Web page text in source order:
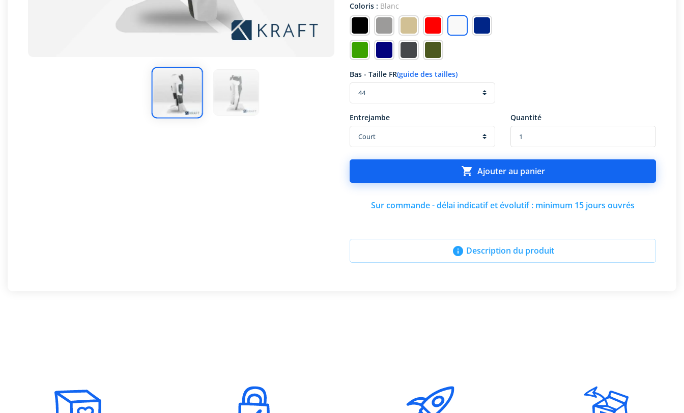
Coloris : Blanc
Bas - Taille FR(guide des tailles)
Entrejambe Quantité
 Ajouter au panier
Sur commande - délai indicatif et évolutif : minimum 15 jours ouvrés
 Description du produit